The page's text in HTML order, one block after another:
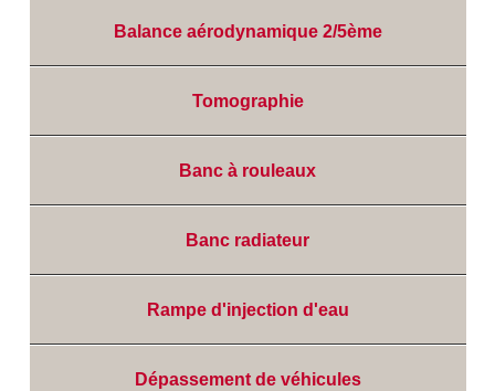
Balance aérodynamique 2/5ème
Tomographie
Banc à rouleaux
Banc radiateur
Rampe d'injection d'eau
Dépassement de véhicules